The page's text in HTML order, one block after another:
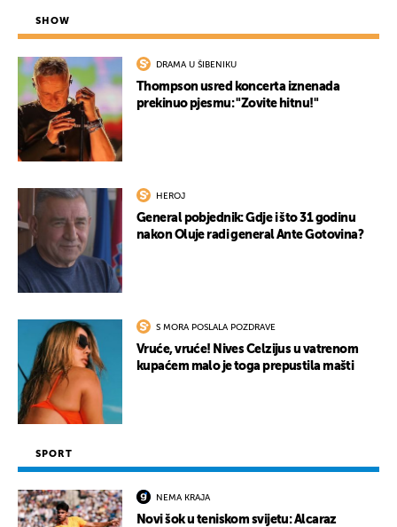
SHOW
DRAMA U ŠIBENIKU
Thompson usred koncerta iznenada
prekinuo pjesmu: "Zovite hitnu!"
HEROJ
General pobjednik: Gdje i što 31 godinu
nakon Oluje radi general Ante Gotovina?
S MORA POSLALA POZDRAVE
Vruće, vruće! Nives Celzijus u vatrenom
kupaćem malo je toga prepustila mašti
SPORT
NEMA KRAJA
Novi šok u teniskom svijetu: Alcaraz